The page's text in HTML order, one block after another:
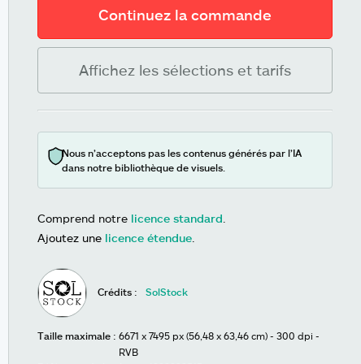
Continuez la commande
Affichez les sélections et tarifs
Nous n’acceptons pas les contenus générés par l’IA
dans notre bibliothèque de visuels.
Comprend notre licence standard
Ajoutez une licence étendue
Crédits : SolStock
Taille maximale : 6671 x 7495 px (56,48 x 63,46 cm) - 300 dpi -
RVB